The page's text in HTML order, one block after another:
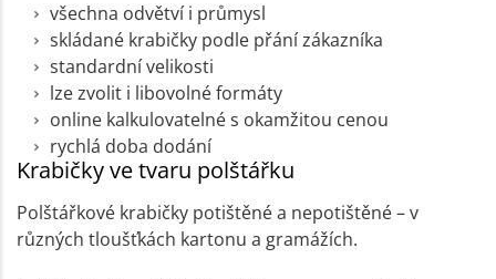
všechna odvětví i průmysl
skládané krabičky podle přání zákazníka
standardní velikosti
lze zvolit i libovolné formáty
online kalkulovatelné s okamžitou cenou
rychlá doba dodání
Krabičky ve tvaru polštářku
Polštářkové krabičky potištěné a nepotištěné – v
různých tloušťkách kartonu a gramážích.